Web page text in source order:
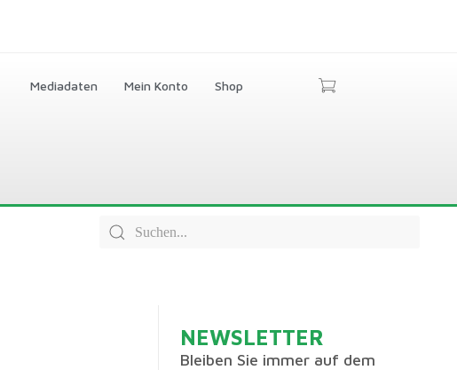
Mediadaten Mein Konto Shop
NEWSLETTER
Bleiben Sie immer auf dem